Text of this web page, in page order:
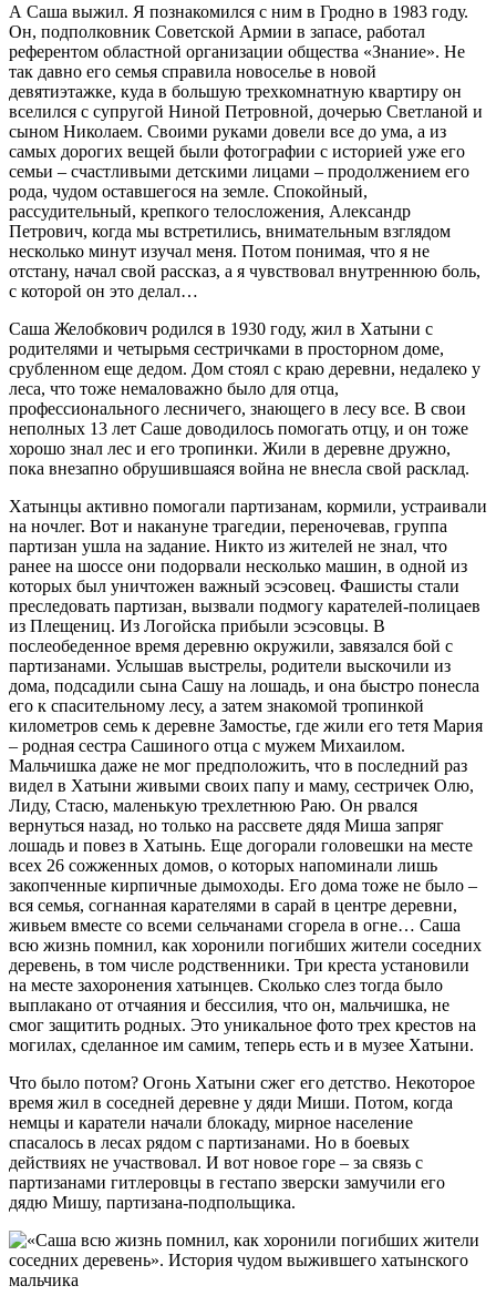
А Саша выжил. Я познакомился с ним в Гродно в 1983 году.
Он, подполковник Советской Армии в запасе, работал
референтом областной организации общества «Знание». Не
так давно его семья справила новоселье в новой
девятиэтажке, куда в большую трехкомнатную квартиру он
вселился с супругой Ниной Петровной, дочерью Светланой и
сыном Николаем. Своими руками довели все до ума, а из
самых дорогих вещей были фотографии с историей уже его
семьи – счастливыми детскими лицами – продолжением его
рода, чудом оставшегося на земле. Спокойный,
рассудительный, крепкого телосложения, Александр
Петрович, когда мы встретились, внимательным взглядом
несколько минут изучал меня. Потом понимая, что я не
отстану, начал свой рассказ, а я чувствовал внутреннюю боль,
с которой он это делал…
Саша Желобкович родился в 1930 году, жил в Хатыни с
родителями и четырьмя сестричками в просторном доме,
срубленном еще дедом. Дом стоял с краю деревни, недалеко у
леса, что тоже немаловажно было для отца,
профессионального лесничего, знающего в лесу все. В свои
неполных 13 лет Саше доводилось помогать отцу, и он тоже
хорошо знал лес и его тропинки. Жили в деревне дружно,
пока внезапно обрушившаяся война не внесла свой расклад.
Хатынцы активно помогали партизанам, кормили, устраивали
на ночлег. Вот и накануне трагедии, переночевав, группа
партизан ушла на задание. Никто из жителей не знал, что
ранее на шоссе они подорвали несколько машин, в одной из
которых был уничтожен важный эсэсовец. Фашисты стали
преследовать партизан, вызвали подмогу карателей-полицаев
из Плещениц. Из Логойска прибыли эсэсовцы. В
послеобеденное время деревню окружили, завязался бой с
партизанами. Услышав выстрелы, родители выскочили из
дома, подсадили сына Сашу на лошадь, и она быстро понесла
его к спасительному лесу, а затем знакомой тропинкой
километров семь к деревне Замостье, где жили его тетя Мария
– родная сестра Сашиного отца с мужем Михаилом.
Мальчишка даже не мог предположить, что в последний раз
видел в Хатыни живыми своих папу и маму, сестричек Олю,
Лиду, Стасю, маленькую трехлетнюю Раю. Он рвался
вернуться назад, но только на рассвете дядя Миша запряг
лошадь и повез в Хатынь. Еще догорали головешки на месте
всех 26 сожженных домов, о которых напоминали лишь
закопченные кирпичные дымоходы. Его дома тоже не было –
вся семья, согнанная карателями в сарай в центре деревни,
живьем вместе со всеми сельчанами сгорела в огне… Саша
всю жизнь помнил, как хоронили погибших жители соседних
деревень, в том числе родственники. Три креста установили
на месте захоронения хатынцев. Сколько слез тогда было
выплакано от отчаяния и бессилия, что он, мальчишка, не
смог защитить родных. Это уникальное фото трех крестов на
могилах, сделанное им самим, теперь есть и в музее Хатыни.
Что было потом? Огонь Хатыни сжег его детство. Некоторое
время жил в соседней деревне у дяди Миши. Потом, когда
немцы и каратели начали блокаду, мирное население
спасалось в лесах рядом с партизанами. Но в боевых
действиях не участвовал. И вот новое горе – за связь с
партизанами гитлеровцы в гестапо зверски замучили его
дядю Мишу, партизана-подпольщика.